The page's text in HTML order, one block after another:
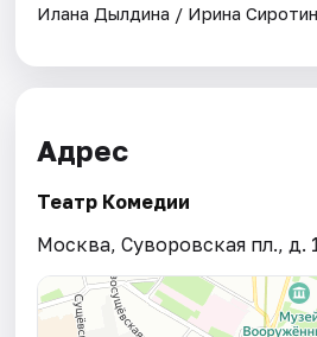
Илана Дылдина / Ирина
Адрес
Театр Комедии
Москва, Суворовская пл., д.